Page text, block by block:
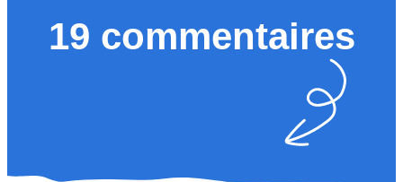
19 commentaires